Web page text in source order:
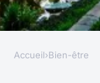
Accueil›Bien-être